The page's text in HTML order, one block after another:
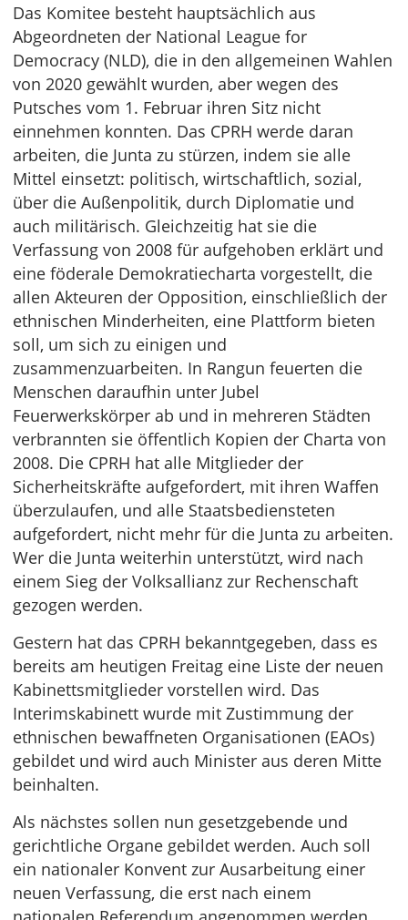
Das Komitee besteht hauptsächlich aus
Abgeordneten der National League for
Democracy (NLD), die in den allgemeinen Wahlen
von 2020 gewählt wurden, aber wegen des
Putsches vom 1. Februar ihren Sitz nicht
einnehmen konnten. Das CPRH werde daran
arbeiten, die Junta zu stürzen, indem sie alle
Mittel einsetzt: politisch, wirtschaftlich, sozial,
über die Außenpolitik, durch Diplomatie und
auch militärisch. Gleichzeitig hat sie die
Verfassung von 2008 für aufgehoben erklärt und
eine föderale Demokratiecharta vorgestellt, die
allen Akteuren der Opposition, einschließlich der
ethnischen Minderheiten, eine Plattform bieten
soll, um sich zu einigen und
zusammenzuarbeiten. In Rangun feuerten die
Menschen daraufhin unter Jubel
Feuerwerkskörper ab und in mehreren Städten
verbrannten sie öffentlich Kopien der Charta von
2008. Die CPRH hat alle Mitglieder der
Sicherheitskräfte aufgefordert, mit ihren Waffen
überzulaufen, und alle Staatsbediensteten
aufgefordert, nicht mehr für die Junta zu arbeiten.
Wer die Junta weiterhin unterstützt, wird nach
einem Sieg der Volksallianz zur Rechenschaft
gezogen werden.
Gestern hat das CPRH bekanntgegeben, dass es
bereits am heutigen Freitag eine Liste der neuen
Kabinettsmitglieder vorstellen wird. Das
Interimskabinett wurde mit Zustimmung der
ethnischen bewaffneten Organisationen (EAOs)
gebildet und wird auch Minister aus deren Mitte
beinhalten.
Als nächstes sollen nun gesetzgebende und
gerichtliche Organe gebildet werden. Auch soll
ein nationaler Konvent zur Ausarbeitung einer
neuen Verfassung, die erst nach einem